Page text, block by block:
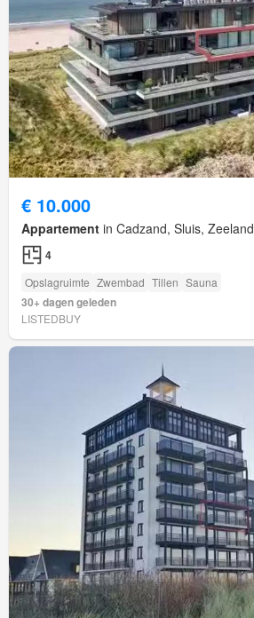
€ 10.000
Appartement in Cadzand, Sluis, Zeeland
4
Opslagruimte Zwembad Tillen Sauna
30+ dagen geleden
LISTEDBUY